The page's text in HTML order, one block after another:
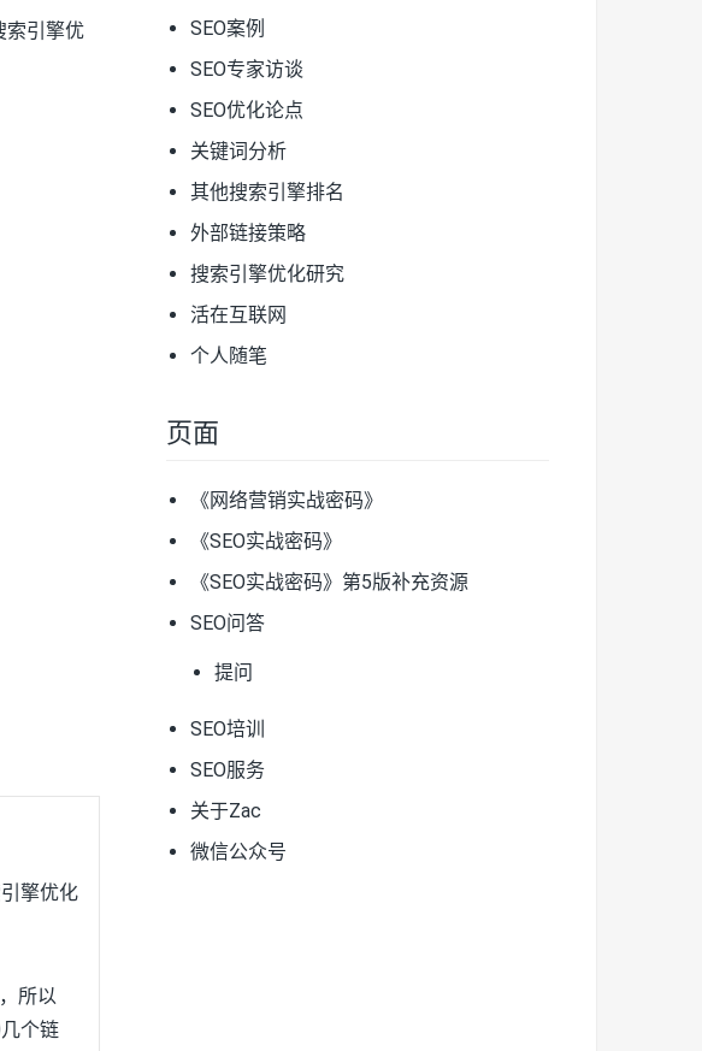
索引擎优
擎优化
所以
个链
SEO案例
SEO专家访谈
SEO优化论点
关键词分析
其他搜索引擎排名
外部链接策略
搜索引擎优化研究
活在互联网
个人随笔
页面
《网络营销实战密码》
《SEO实战密码》
《SEO实战密码》第5版补充资源
SEO问答
提问
SEO培训
SEO服务
关于Zac
微信公众号